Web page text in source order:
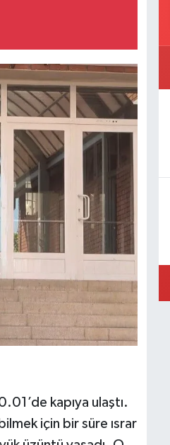
kapıya ulaştı.
için bir süre ısrar